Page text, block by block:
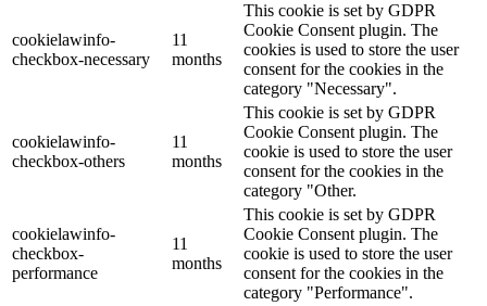
cookielawinfo-
checkbox-necessary
11
months
This cookie is set by GDPR
Cookie Consent plugin. The
cookies is used to store the user
consent for the cookies in the
category "Necessary".
cookielawinfo-
checkbox-others
11
months
This cookie is set by GDPR
Cookie Consent plugin. The
cookie is used to store the user
consent for the cookies in the
category "Other.
cookielawinfo-
checkbox-
performance
11
months
This cookie is set by GDPR
Cookie Consent plugin. The
cookie is used to store the user
consent for the cookies in the
category "Performance".